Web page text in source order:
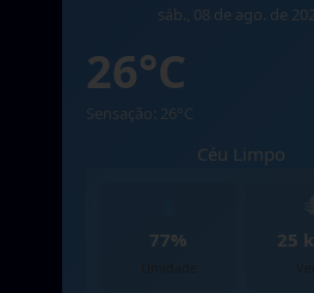
sáb., 08 de ago. de 2026
32°C
Sensação: 32°C
Nuvens Quebradas
11 km/h